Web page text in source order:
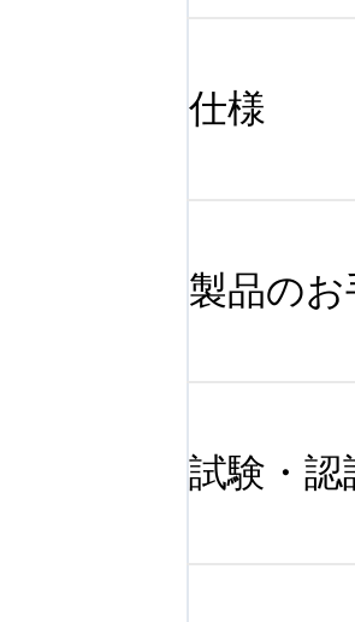
仕様
製品の
試験・認